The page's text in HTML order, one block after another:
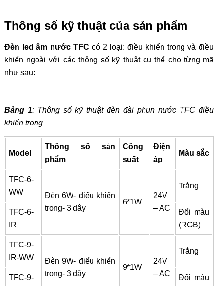
Thông số kỹ thuật của sản phẩm
Đèn led âm nước TFC có 2 loại: điều khiển trong và điều
khiển ngoài với các thông số kỹ thuật cụ thể cho từng mã
như sau:
Bảng 1: Thông số kỹ thuật đèn đài phun nước TFC điều
khiển trong
Model
Thông số sản
phẩm
Công
suất
Điện
áp
Màu sắc
TFC-6-
WW
Đèn 6W- điểu khiển
trong- 3 dây
6*1W
24V
– AC
Trắng
TFC-6-
IR
Đổi màu
(RGB)
TFC-9-
IR-WW
Đèn 9W- điểu khiển
trong- 3 dây
9*1W
24V
– AC
Trắng
TFC-9-
Đổi màu